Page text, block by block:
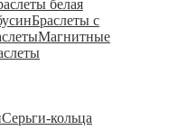
белая
Браслеты с
Магнитные
Серьги-кольца